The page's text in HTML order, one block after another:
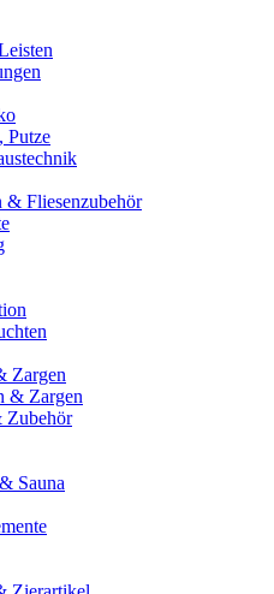
Putze
& Fliesenzubehör
Zargen
& Zargen
Zubehör
Sauna